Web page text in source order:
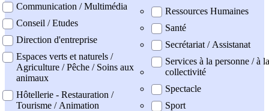
Communication / Multimédia
Conseil / Etudes
Direction d'entreprise
Espaces verts et naturels /
Agriculture / Pêche / Soins aux
animaux
Hôtellerie - Restauration /
Tourisme / Animation
Ressources Humaines
Santé
Secrétariat / Assistanat
Services à la personne / à la
collectivité
Spectacle
Sport